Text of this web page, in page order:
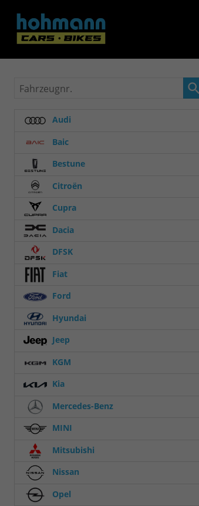
Fahrzeugnr.
Audi
Baic
Bestune
Citroën
Cupra
Dacia
DFSK
Fiat
Ford
Hyundai
Jeep
KGM
Kia
Mercedes-Benz
MINI
Mitsubishi
Nissan
Opel